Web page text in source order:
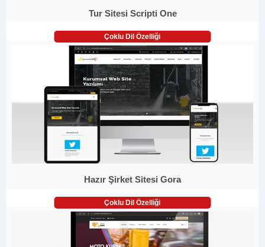
Tur Sitesi Scripti One
Çoklu Dil Özelliği
Hazır Şirket Sitesi Gora
Çoklu Dil Özelliği